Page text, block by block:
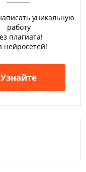
уникальную
работу
плагиата!
нейросетей!
Узнайте